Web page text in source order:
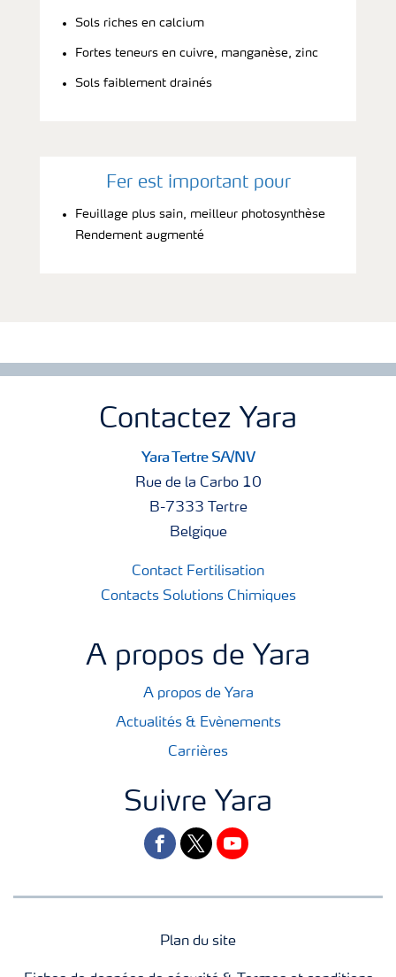
Sols riches en calcium
Fortes teneurs en cuivre, manganèse, zinc
Sols faiblement drainés
Fer est important pour
Feuillage plus sain, meilleur photosynthèse
Rendement augmenté
Contactez Yara
Yara Tertre SA/NV
Rue de la Carbo 10
B-7333 Tertre
Belgique
Contact Fertilisation
Contacts Solutions Chimiques
A propos de Yara
A propos de Yara
Actualités & Evènements
Carrières
Suivre Yara
facebooktwitteryoutube
Plan du site